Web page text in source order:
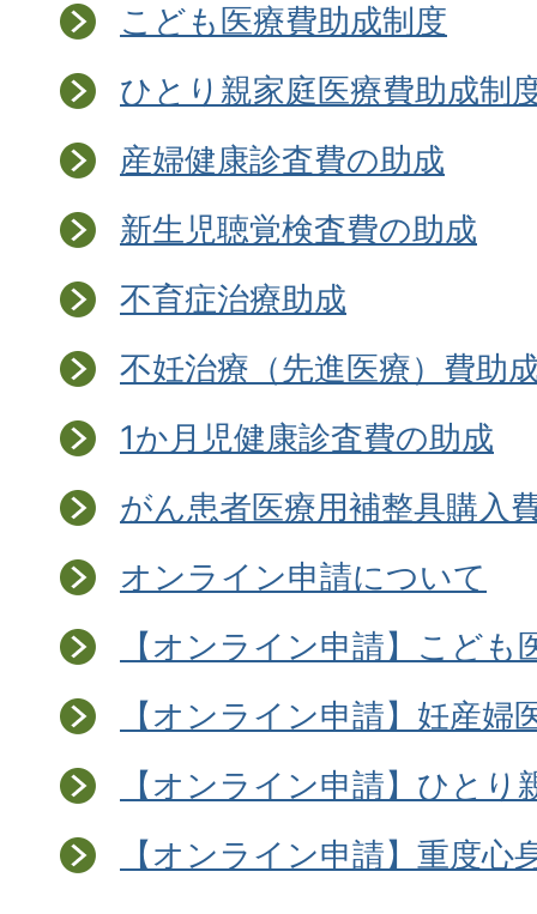
こども医療費助成制度
ひとり親家庭医療費助成制
産婦健康診査費の助成
新生児聴覚検査費の助成
不育症治療助成
不妊治療（先進医療）費助
1か月児健康診査費の助成
がん患者医療用補整具購入
オンライン申請について
【オンライン申請】こども
【オンライン申請】妊産婦
【オンライン申請】ひとり
【オンライン申請】重度心